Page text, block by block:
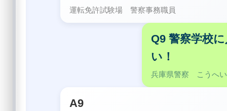
運転免許試験場 警察事務職員
Q9 警察学校
い！
兵庫県警察 こうへ
A9